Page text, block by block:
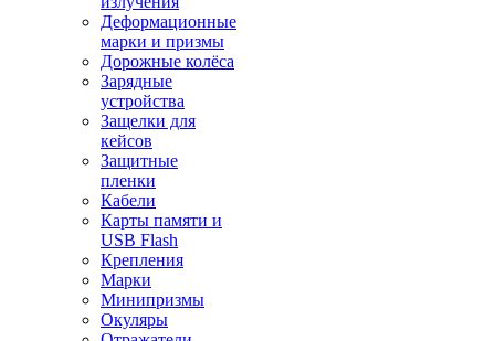
Деформационные
марки и призмы
Дорожные колёса
Зарядные
устройства
Защелки для
кейсов
Защитные
пленки
Кабели
Карты памяти и
USB Flash
Крепления
Марки
Минипризмы
Окуляры